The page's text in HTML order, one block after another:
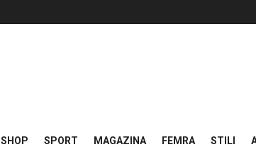
SHOP SPORT MAGAZINA FEMRA STILI